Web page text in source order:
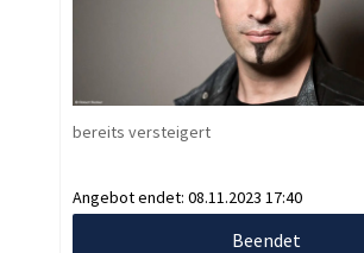
bereits versteigert
Angebot endet: 08.11.2023 17:40
Beendet